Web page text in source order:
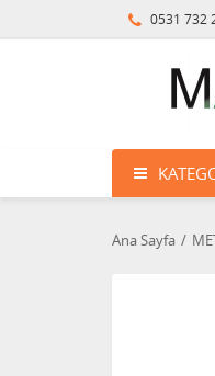
0531 732
Ana Sayfa